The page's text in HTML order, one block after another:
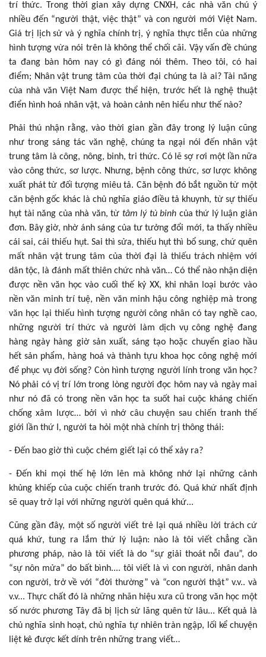
trí thức. Trong thời gian xây dựng CNXH, các nhà văn chú ý
nhiều đến “người thật, việc thật” và con người mới Việt Nam.
Giá trị lịch sử và ý nghĩa chính trị, ý nghĩa thực tiễn của những
hình tượng vừa nói trên là không thể chối cãi. Vậy vấn đề chúng
ta đang bàn hôm nay có gì đáng nói thêm. Theo tôi, có hai
điểm; Nhân vật trung tâm của thời đại chúng ta là ai? Tài năng
của nhà văn Việt Nam được thể hiện, trước hết là nghệ thuật
điển hình hoá nhân vật, và hoàn cảnh nên hiểu như thế nào?
Phải thú nhận rằng, vào thời gian gần đây trong lý luận cũng
như trong sáng tác văn nghệ, chúng ta ngại nói đến nhân vật
trung tâm là công, nông, binh, tri thức. Có lẽ sợ rơi một lần nữa
vào công thức, sơ lược. Nhưng, bệnh công thức, sơ lược không
xuất phát từ đối tượng miêu tả. Căn bệnh đó bắt nguồn từ một
căn bệnh gốc khác là chủ nghĩa giáo điều tả khuynh, từ sự thiếu
hụt tài năng của nhà văn, từ tâm lý tù binh của thứ lý luận giản
đơn. Bây giờ, nhờ ánh sáng của tư tưởng đổi mới, ta thấy nhiều
cái sai, cái thiếu hụt. Sai thì sửa, thiếu hụt thì bổ sung, chứ quên
mất nhân vật trung tâm của thời đại là thiếu trách nhiệm với
dân tộc, là đánh mất thiên chức nhà văn… Có thể nào nhận diện
được nền văn học vào cuối thế kỷ XX, khi nhân loại bước vào
nền văn minh trí tuệ, nền văn minh hậu công nghiệp mà trong
văn học lại thiếu hình tượng người công nhân có tay nghề cao,
những người trí thức và người làm dịch vụ công nghệ đang
hàng ngày hàng giờ sản xuất, sáng tạo hoặc chuyển giao hầu
hết sản phẩm, hàng hoá và thành tựu khoa học công nghệ mới
để phục vụ đời sống? Còn hình tượng người lính trong văn học?
Nó phải có vị trí lớn trong lòng người đọc hôm nay và ngày mai
như nó đã có trong nền văn học ta suốt hai cuộc kháng chiến
chống xâm lược… bởi vì nhớ câu chuyện sau chiến tranh thế
giới lần thứ I, người ta hỏi một nhà chính trị thông thái:
- Đến bao giờ thì cuộc chém giết lại có thể xảy ra?
- Đến khi mọi thế hệ lớn lên mà không nhớ lại những cảnh
khủng khiếp của cuộc chiến tranh trước đó. Quá khứ nhất định
sẽ quay trở lại với những người quên quá khứ...
Cũng gần đây, một số người viết trẻ lại quá nhiều lời trách cứ
quá khứ, tung ra lắm thứ lý luận: nào là tôi viết chẳng cần
phương pháp, nào là tôi viết là do “sự giải thoát nỗi đau”, do
“sự nôn mửa” do bất bình.... tôi viết là vì con người, nhân danh
con người, trở về với “đời thường” và “con người thật” v.v.. và
v.v... Thực chất đó là những nhãn hiệu xưa cũ trong văn học một
số nước phương Tây đã bị lịch sử lãng quên từ lâu... Kết quả là
chủ nghĩa sinh hoạt, chủ nghĩa tự nhiên tràn ngập, lối kể chuyện
liệt kê được kết dính trên những trang viết…